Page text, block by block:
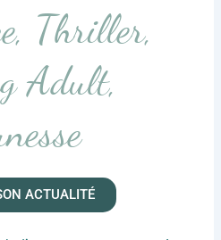
Thriller,
Adult,
ACTUALITÉ